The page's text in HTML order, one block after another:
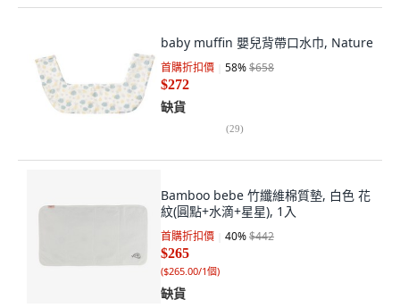
baby muffin 嬰兒背帶口水巾, Nature
首購折扣價 58%$658
$272
缺貨
(29)
Bamboo bebe 竹纖維棉質墊, 白色 花
紋(圓點+水滴+星星), 1入
首購折扣價 40%$442
$265
($265.00/1個)
缺貨